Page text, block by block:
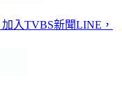
加入TVBS新聞LINE，